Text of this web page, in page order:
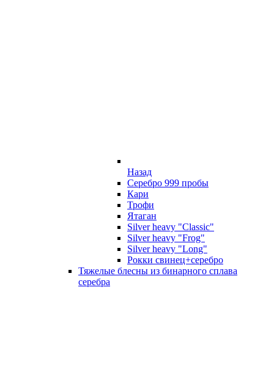
Назад
Серебро 999 пробы
Кари
Трофи
Ятаган
Silver heavy "Classic"
Silver heavy "Frog"
Silver heavy "Long"
Рокки свинец+серебро
Тяжелые блесны из бинарного сплава
серебра